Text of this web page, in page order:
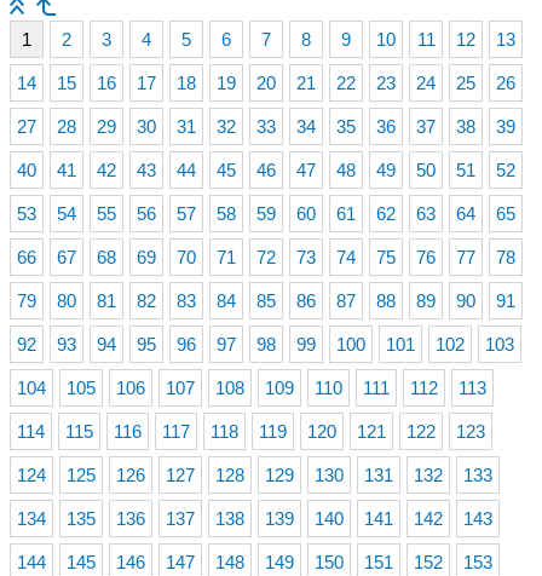
1 2 3 4 5 6 7 8 9 10 11 12 13
14 15 16 17 18 19 20 21 22 23 24 25 26
27 28 29 30 31 32 33 34 35 36 37 38 39
40 41 42 43 44 45 46 47 48 49 50 51 52
53 54 55 56 57 58 59 60 61 62 63 64 65
66 67 68 69 70 71 72 73 74 75 76 77 78
79 80 81 82 83 84 85 86 87 88 89 90 91
92 93 94 95 96 97 98 99 100 101 102 103
104 105 106 107 108 109 110 111 112 113
114 115 116 117 118 119 120 121 122 123
124 125 126 127 128 129 130 131 132 133
134 135 136 137 138 139 140 141 142 143
144 145 146 147 148 149 150 151 152 153